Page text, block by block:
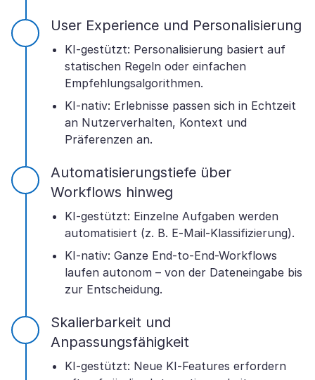
User Experience und Personalisierung
KI-gestützt: Personalisierung basiert auf
statischen Regeln oder einfachen
Empfehlungsalgorithmen.
KI-nativ: Erlebnisse passen sich in Echtzeit
an Nutzerverhalten, Kontext und
Präferenzen an.
Automatisierungstiefe über
Workflows hinweg
KI-gestützt: Einzelne Aufgaben werden
automatisiert (z. B. E-Mail-Klassifizierung).
KI-nativ: Ganze End-to-End-Workflows
laufen autonom – von der Dateneingabe bis
zur Entscheidung.
Skalierbarkeit und
Anpassungsfähigkeit
KI-gestützt: Neue KI-Features erfordern